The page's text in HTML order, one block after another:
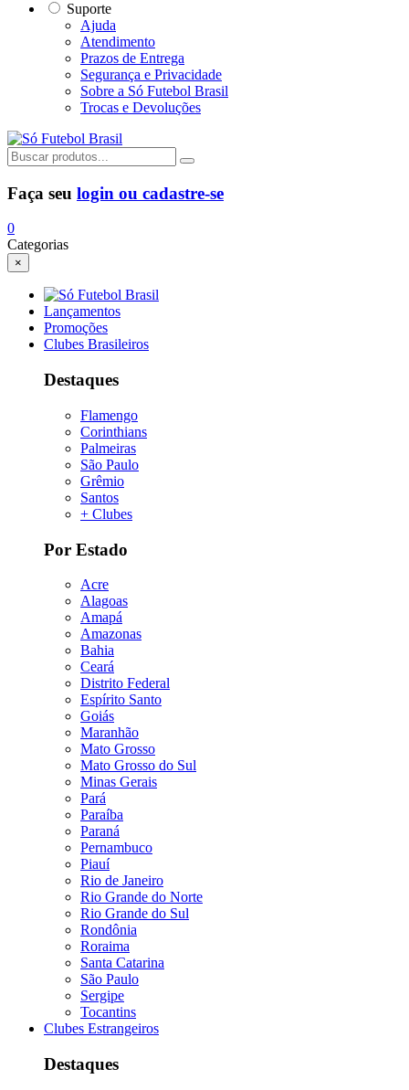
Suporte
Ajuda
Atendimento
Prazos de Entrega
Segurança e Privacidade
Sobre a Só Futebol Brasil
Trocas e Devoluções
Faça seu login ou cadastre-se
0
Categorias
×
Lançamentos
Promoções
Clubes Brasileiros
Destaques
Flamengo
Corinthians
Palmeiras
São Paulo
Grêmio
Santos
+ Clubes
Por Estado
Acre
Alagoas
Amapá
Amazonas
Bahia
Ceará
Distrito Federal
Espírito Santo
Goiás
Maranhão
Mato Grosso
Mato Grosso do Sul
Minas Gerais
Pará
Paraíba
Paraná
Pernambuco
Piauí
Rio de Janeiro
Rio Grande do Norte
Rio Grande do Sul
Rondônia
Roraima
Santa Catarina
São Paulo
Sergipe
Tocantins
Clubes Estrangeiros
Destaques